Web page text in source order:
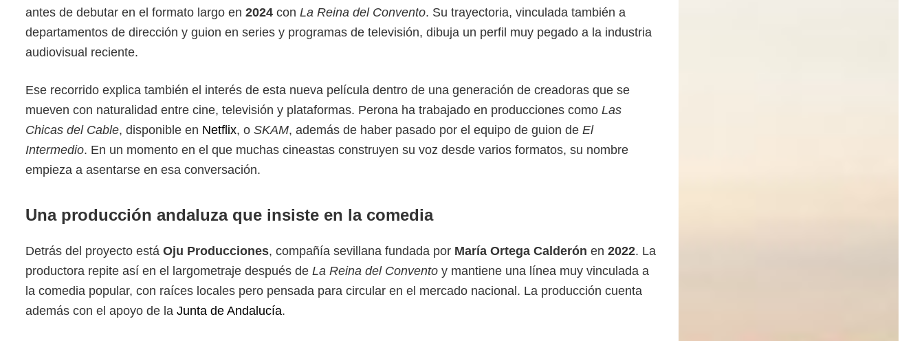
antes de debutar en el formato largo en 2024 con La Reina del Convento. Su trayectoria, vinculada también a
departamentos de dirección y guion en series y programas de televisión, dibuja un perfil muy pegado a la industria
audiovisual reciente.
Ese recorrido explica también el interés de esta nueva película dentro de una generación de creadoras que se
mueven con naturalidad entre cine, televisión y plataformas. Perona ha trabajado en producciones como Las
Chicas del Cable, disponible en Netflix, o SKAM, además de haber pasado por el equipo de guion de El
Intermedio. En un momento en el que muchas cineastas construyen su voz desde varios formatos, su nombre
empieza a asentarse en esa conversación.
Una producción andaluza que insiste en la comedia
Detrás del proyecto está Oju Producciones, compañía sevillana fundada por María Ortega Calderón en 2022. La
productora repite así en el largometraje después de La Reina del Convento y mantiene una línea muy vinculada a
la comedia popular, con raíces locales pero pensada para circular en el mercado nacional. La producción cuenta
además con el apoyo de la Junta de Andalucía.